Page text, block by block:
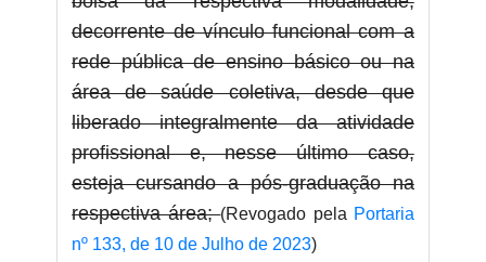
decorrente de vínculo funcional com a
rede pública de ensino básico ou na
área de saúde coletiva, desde que
liberado integralmente da atividade
profissional e, nesse último caso,
esteja cursando a pós-graduação na
respectiva área;(Revogado pela Portaria
nº 133, de 10 de Julho de 2023)